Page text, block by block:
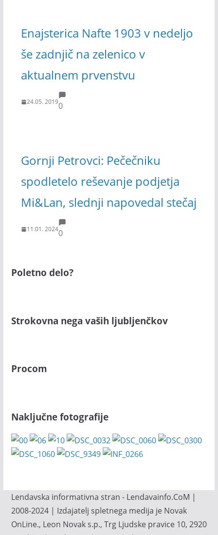
Enajsterica Nafte 1903 v nedeljo
še zadnjič na zelenico v
aktualnem prvenstvu
24.05. 20190
Gornji Petrovci: Pečečniku
spodletelo reševanje podjetja
Mi&Lan, slednji napovedal stečaj
11.01. 20240
Poletno delo?
Strokovna nega vaših ljubljenčkov
Procom
Naključne fotografije
Lendavska informativna stran - Lendavainfo.CoM |
2008-2024 | Izdajatelj spletnega medija je Novak
OnLine., Leon Novak s.p., Trg Ljudske pravice 10, 2920